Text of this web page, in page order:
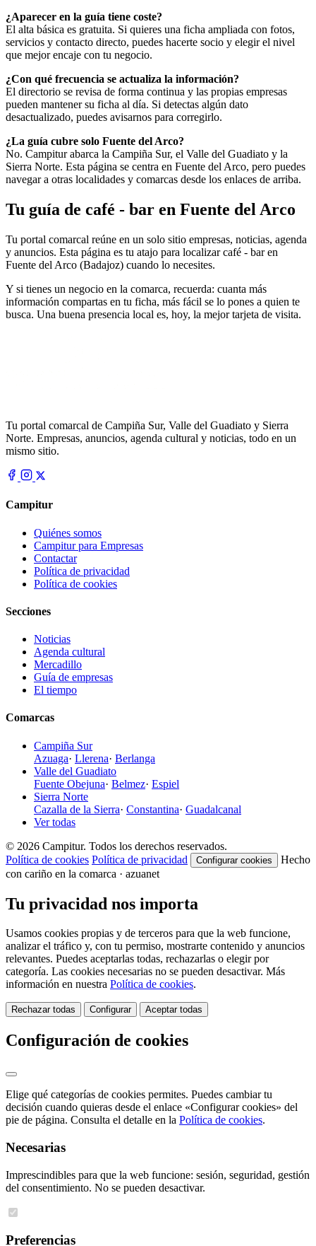
¿Aparecer en la guía tiene coste?
El alta básica es gratuita. Si quieres una ficha ampliada con fotos,
servicios y contacto directo, puedes hacerte socio y elegir el nivel
que mejor encaje con tu negocio.
¿Con qué frecuencia se actualiza la información?
El directorio se revisa de forma continua y las propias empresas
pueden mantener su ficha al día. Si detectas algún dato
desactualizado, puedes avisarnos para corregirlo.
¿La guía cubre solo Fuente del Arco?
No. Campitur abarca la Campiña Sur, el Valle del Guadiato y la
Sierra Norte. Esta página se centra en Fuente del Arco, pero puedes
navegar a otras localidades y comarcas desde los enlaces de arriba.
Tu guía de café - bar en Fuente del Arco
Tu portal comarcal reúne en un solo sitio empresas, noticias, agenda
y anuncios. Esta página es tu atajo para localizar café - bar en
Fuente del Arco (Badajoz) cuando lo necesites.
Y si tienes un negocio en la comarca, recuerda: cuanta más
información compartas en tu ficha, más fácil se lo pones a quien te
busca. Una buena presencia local es, hoy, la mejor tarjeta de visita.
Tu portal comarcal de Campiña Sur, Valle del Guadiato y Sierra
Norte. Empresas, anuncios, agenda cultural y noticias, todo en un
mismo sitio.
Campitur
Quiénes somos
Campitur para Empresas
Contactar
Política de privacidad
Política de cookies
Secciones
Noticias
Agenda cultural
Mercadillo
Guía de empresas
El tiempo
Comarcas
Campiña Sur
Azuaga· Llerena· Berlanga
Valle del Guadiato
Fuente Obejuna· Belmez· Espiel
Sierra Norte
Cazalla de la Sierra· Constantina· Guadalcanal
Ver todas
© 2026 Campitur. Todos los derechos reservados.
Política de cookies Política de privacidad Configurar cookies
Hecho
con cariño en la comarca · azuanet
Tu privacidad nos importa
Usamos cookies propias y de terceros para que la web funcione,
analizar el tráfico y, con tu permiso, mostrarte contenido y anuncios
relevantes. Puedes aceptarlas todas, rechazarlas o elegir por
categoría. Las cookies necesarias no se pueden desactivar. Más
información en nuestra Política de cookies.
Rechazar todas Configurar Aceptar todas
Configuración de cookies
Elige qué categorías de cookies permites. Puedes cambiar tu
decisión cuando quieras desde el enlace «Configurar cookies» del
pie de página. Consulta el detalle en la Política de cookies.
Necesarias
Imprescindibles para que la web funcione: sesión, seguridad, gestión
del consentimiento. No se pueden desactivar.
Preferencias